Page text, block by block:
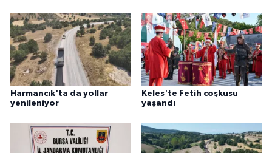
Harmancık'ta da yollar
yenileniyor
Keles'te Fetih coşkusu
yaşandı